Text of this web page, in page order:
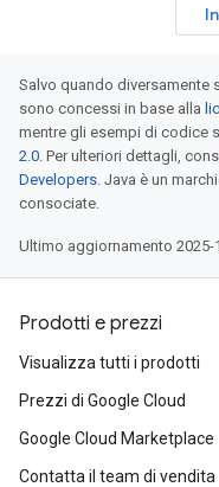
Salvo quando diversamente
sono concessi in base alla
mentre gli esempi di codice
2.0. Per ulteriori dettagli,
Developers. Java è un
consociate.
Ultimo aggiornamento 2025-
Prodotti e prezzi
Visualizza tutti i prodotti
Prezzi di Google Cloud
Google Cloud Marketplace
Contatta il team di vendita